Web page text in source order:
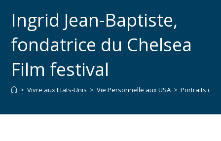
Ingrid Jean-Baptiste,
fondatrice du Chelsea
Film festival
> Vivre aux Etats-Unis > Vie Personnelle aux USA > Portraits